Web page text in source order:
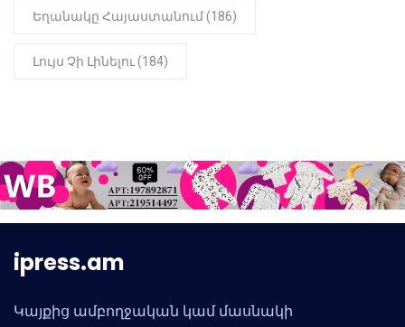
Եղանակը Հայաստանում (186)
Լույս Չի Լինելու (184)
ipress.am
Կայքից ամբողջական կամ մասնակի